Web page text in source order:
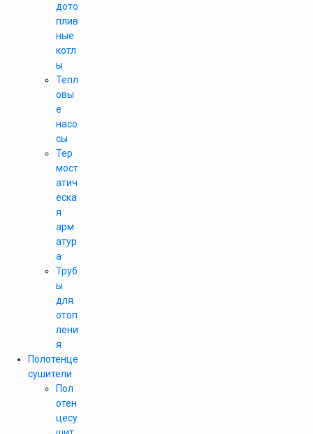
дото
плив
ные
котл
ы
Тепл
овы
е
насо
сы
Тер
мост
атич
еска
я
арм
атур
а
Труб
ы
для
отоп
лени
я
Полотенце
сушители
Пол
отен
цесу